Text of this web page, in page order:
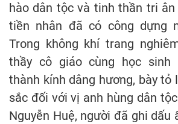
hào dân tộc và tinh thần tri
tiền nhân đã có công dựng
Trong không khí trang
thầy cô giáo cùng học sinh
thành kính dâng hương, bày tỏ
sắc đối với vị anh hùng dân
Nguyễn Huệ, người đã ghi dấu